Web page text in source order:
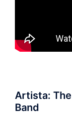
Artista:
Band